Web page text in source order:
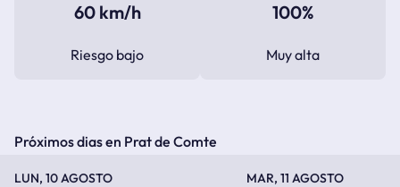
60 km/h
Riesgo bajo
100%
Muy alta
Próximos dias en Prat de Comte
LUN, 10 AGOSTO MAR, 11 AGOSTO